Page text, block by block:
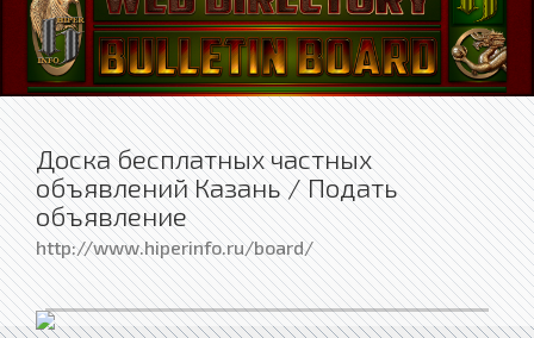
Доска бесплатных частных
объявлений Казань / Подать
объявление
http://www.hiperinfo.ru/board/